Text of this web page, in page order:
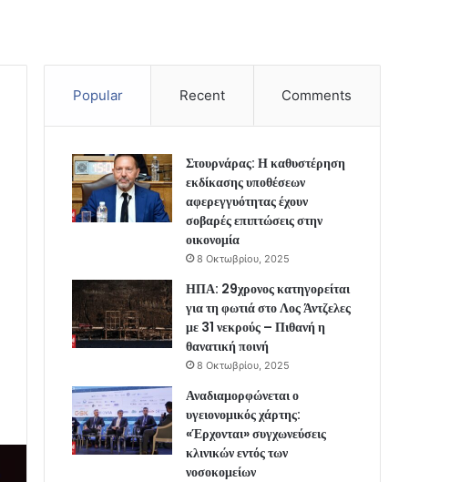
Popular Recent Comments
Στουρνάρας: Η καθυστέρηση
εκδίκασης υποθέσεων
αφερεγγυότητας έχουν
σοβαρές επιπτώσεις στην
οικονομία
8 Οκτωβρίου, 2025
ΗΠΑ: 29χρονος κατηγορείται
για τη φωτιά στο Λος Άντζελες
με 31 νεκρούς – Πιθανή η
θανατική ποινή
8 Οκτωβρίου, 2025
Αναδιαμορφώνεται ο
υγειονομικός χάρτης:
«Έρχονται» συγχωνεύσεις
κλινικών εντός των
νοσοκομείων